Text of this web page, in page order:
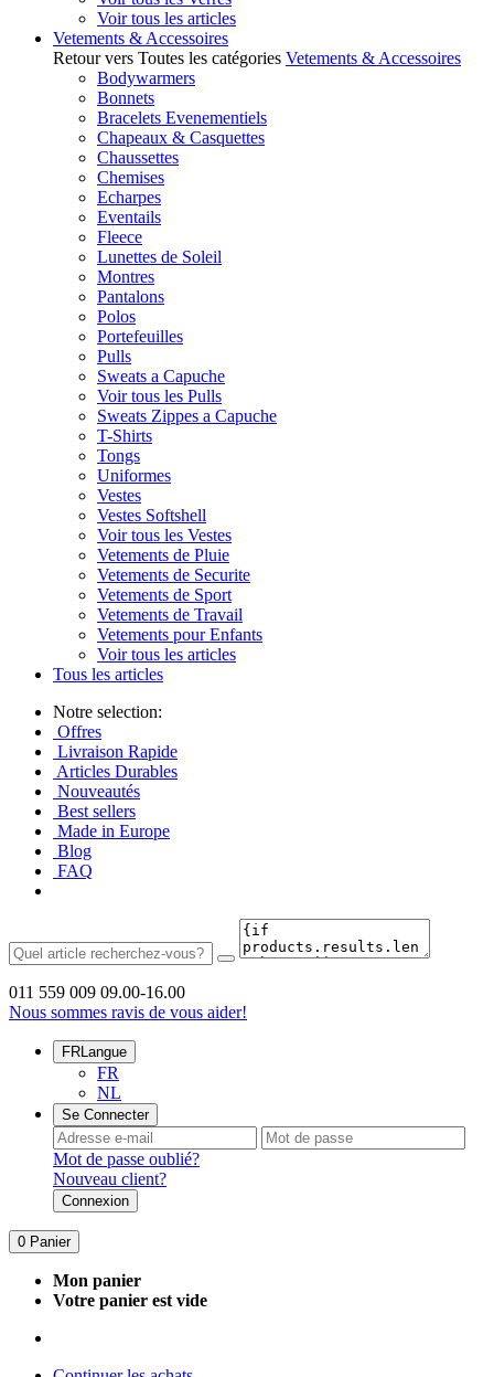
Voir tous les articles
Vetements & Accessoires
Retour vers Toutes les catégories Vetements & Accessoires
Bodywarmers
Bonnets
Bracelets Evenementiels
Chapeaux & Casquettes
Chaussettes
Chemises
Echarpes
Eventails
Fleece
Lunettes de Soleil
Montres
Pantalons
Polos
Portefeuilles
Pulls
Sweats a Capuche
Voir tous les Pulls
Sweats Zippes a Capuche
T-Shirts
Tongs
Uniformes
Vestes
Vestes Softshell
Voir tous les Vestes
Vetements de Pluie
Vetements de Securite
Vetements de Sport
Vetements de Travail
Vetements pour Enfants
Voir tous les articles
Tous les articles
Notre selection:
Offres
Livraison Rapide
Articles Durables
Nouveautés
Best sellers
Made in Europe
Blog
FAQ
011 559 009 09.00-16.00
Nous sommes ravis de vous aider!
FRLangue
FR
NL
Se Connecter
Mot de passe oublié?
Nouveau client?
Connexion
0 Panier
Mon panier
Votre panier est vide